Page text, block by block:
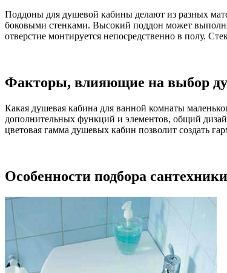
Поддоны для душевой кабины делают из разных
боковыми стенками. Высокий поддон может
отверстие монтируется непосредственно в полу.
Факторы, влияющие на выбор
Какая душевая кабина для ванной комнаты
дополнительных функций и элементов, общий
цветовая гамма душевых кабин позволит создать
Особенности подбора